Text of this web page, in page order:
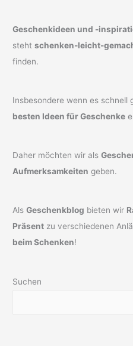
Geschenkideen und -
stehtschenken-leicht-
finden.
Insbesondere wenn es schnell
besten Ideen für Geschenke
Daher möchten wir als
Aufmerksamkeiten geben.
AlsGeschenkblog bieten wir
Präsent zu verschiedenen
beim Schenken!
Suchen